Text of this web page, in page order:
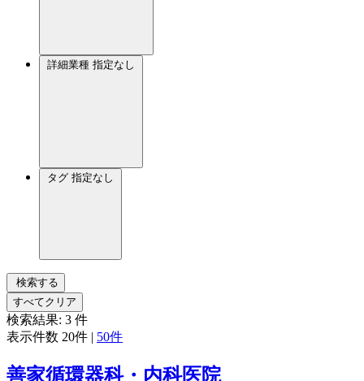
詳細業種 指定なし
タグ 指定なし
検索する
すべてクリア
検索結果: 3 件
表示件数 20件 | 50件
善家循環器科・内科医院